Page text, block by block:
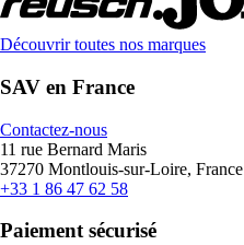
Découvrir toutes nos marques
SAV en France
Contactez-nous
11 rue Bernard Maris
37270 Montlouis-sur-Loire, France
+33 1 86 47 62 58
Paiement sécurisé